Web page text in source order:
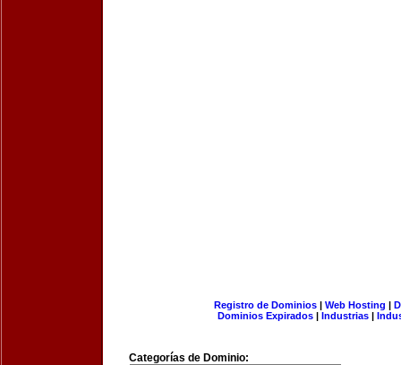
Registro de Dominios| Web Hosting |
Dominios Expirados | Industrias |
Categorías de Dominio: